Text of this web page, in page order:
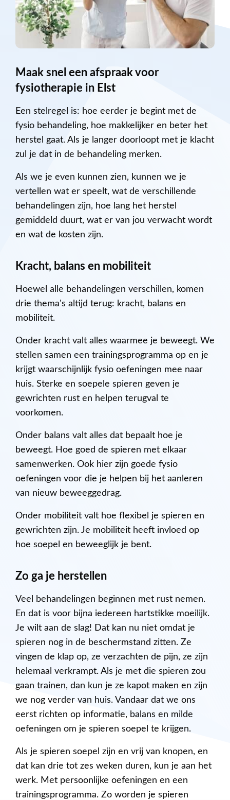
Maak snel een afspraak voor
fysiotherapie in Elst
Een stelregel is: hoe eerder je begint met de
fysio behandeling, hoe makkelijker en beter het
herstel gaat. Als je langer doorloopt met je klacht
zul je dat in de behandeling merken.
Als we je even kunnen zien, kunnen we je
vertellen wat er speelt, wat de verschillende
behandelingen zijn, hoe lang het herstel
gemiddeld duurt, wat er van jou verwacht wordt
en wat de kosten zijn.
Kracht, balans en mobiliteit
Hoewel alle behandelingen verschillen, komen
drie thema's altijd terug: kracht, balans en
mobiliteit.
Onder kracht valt alles waarmee je beweegt. We
stellen samen een trainingsprogramma op en je
krijgt waarschijnlijk fysio oefeningen mee naar
huis. Sterke en soepele spieren geven je
gewrichten rust en helpen terugval te
voorkomen.
Onder balans valt alles dat bepaalt hoe je
beweegt. Hoe goed de spieren met elkaar
samenwerken. Ook hier zijn goede fysio
oefeningen voor die je helpen bij het aanleren
van nieuw beweeggedrag.
Onder mobiliteit valt hoe flexibel je spieren en
gewrichten zijn. Je mobiliteit heeft invloed op
hoe soepel en beweeglijk je bent.
Zo ga je herstellen
Veel behandelingen beginnen met rust nemen.
En dat is voor bijna iedereen hartstikke moeilijk.
Je wilt aan de slag! Dat kan nu niet omdat je
spieren nog in de beschermstand zitten. Ze
vingen de klap op, ze verzachten de pijn, ze zijn
helemaal verkrampt. Als je met die spieren zou
gaan trainen, dan kun je ze kapot maken en zijn
we nog verder van huis. Vandaar dat we ons
eerst richten op informatie, balans en milde
oefeningen om je spieren soepel te krijgen.
Als je spieren soepel zijn en vrij van knopen, en
dat kan drie tot zes weken duren, kun je aan het
werk. Met persoonlijke oefeningen en een
trainingsprogramma. Zo worden je spieren